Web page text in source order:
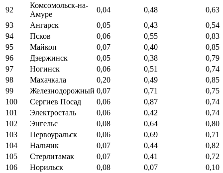
92
Комсомольск-на-
Амуре
0,04 0,48
0,63
93
Ангарск 0,05 0,43
0,54
94
Псков 0,06 0,55
0,83
95
Майкоп 0,07 0,40
0,85
96
Дзержинск 0,05 0,38
0,79
97
Ногинск 0,06 0,51
0,74
98
Махачкала 0,20 0,49
0,85
99
Железнодорожный 0,07 0,71
0,75
100
Сергиев Посад 0,06 0,87
0,74
101
Электросталь 0,06 0,42
0,74
102
Энгельс 0,08 0,64
0,80
103
Первоуральск 0,06 0,69
0,71
104
Нальчик 0,07 0,44
0,82
105
Стерлитамак 0,07 0,41
0,72
106
Норильск 0,08 0,07
0,10